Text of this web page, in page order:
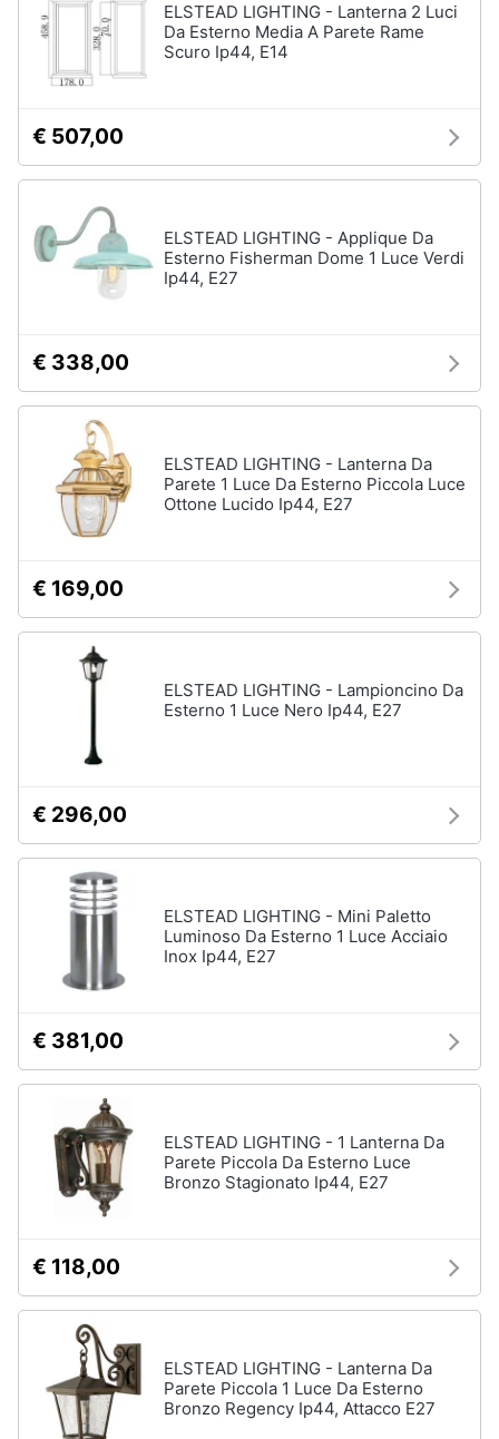
Casette
Gazebo
Vedi
Lavanderia
Portabiancheria
lavanderia
Armadio
portascope
ELSTEAD LIGHTING - Lanterna 2 Luci
Da Esterno Media A Parete Rame
Scuro Ip44, E14
€ 507,00
ELSTEAD LIGHTING - Applique Da
Esterno Fisherman Dome 1 Luce Verdi
Ip44, E27
€ 338,00
ELSTEAD LIGHTING - Lanterna Da
Parete 1 Luce Da Esterno Piccola Luce
Ottone Lucido Ip44, E27
€ 169,00
ELSTEAD LIGHTING - Lampioncino Da
Esterno 1 Luce Nero Ip44, E27
€ 296,00
ELSTEAD LIGHTING - Mini Paletto
Luminoso Da Esterno 1 Luce Acciaio
Inox Ip44, E27
€ 381,00
ELSTEAD LIGHTING - 1 Lanterna Da
Parete Piccola Da Esterno Luce
Bronzo Stagionato Ip44, E27
€ 118,00
ELSTEAD LIGHTING - Lanterna Da
Parete Piccola 1 Luce Da Esterno
Bronzo Regency Ip44, Attacco E27